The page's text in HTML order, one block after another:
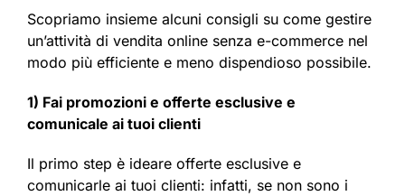
Scopriamo insieme alcuni consigli su come gestire
un’attività di vendita online senza e-commerce nel
modo più efficiente e meno dispendioso possibile.
1) Fai promozioni e offerte esclusive e
comunicale ai tuoi clienti
Il primo step è ideare offerte esclusive e
comunicarle ai tuoi clienti: infatti, se non sono i